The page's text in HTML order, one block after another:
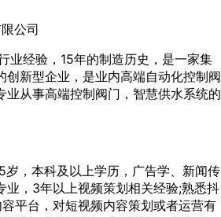
公司
业经验，15年的制造历史，是一家集
创新型企业，是业内高端自动化控制阀
业从事高端控制阀门，智慧供水系统的
岁，本科及以上学历，广告学、新闻传
业，3年以上视频策划相关经验;熟悉抖
平台，对短视频内容策划或者运营有